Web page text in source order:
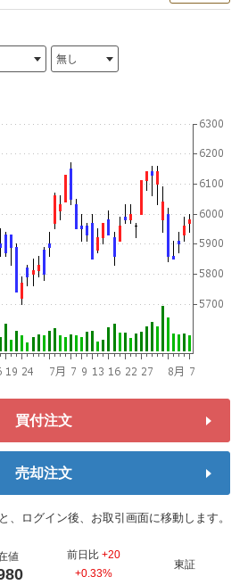
買付注文
売却注文
、ログイン後、お取引画面に移動します。
値 前日比 +20
+0.33%
東証